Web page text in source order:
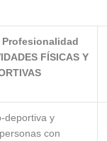
FÍSICAS Y
deportiva y
con